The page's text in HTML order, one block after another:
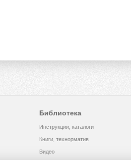
Библиотека
Инструкции, каталоги
Книги, технорматив
Видео